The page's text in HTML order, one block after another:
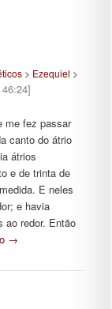
> Ezequiel >
me fez passar
canto do átrio
átrios
e de trinta de
E neles
e havia
ao redor. Então
→